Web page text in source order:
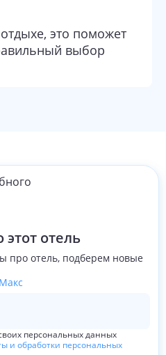
это поможет
выбор
отель
про отель, подберем новые
Макс
персональных данных
и обработки персональных